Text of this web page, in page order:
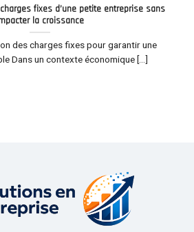
fixes d’une petite entreprise sans
la croissance
des charges fixes pour garantir une
Dans un contexte économique [...]